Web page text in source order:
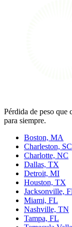
Pérdida de peso que
para siempre.
Boston, MA
Charleston, SC
Charlotte, NC
Dallas, TX
Detroit, MI
Houston, TX
Jacksonville,
Miami, FL
Nashville, TN
Tampa, FL